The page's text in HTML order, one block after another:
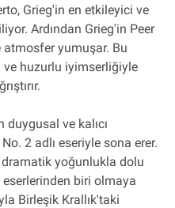
Grieg'in en etkileyici ve
Ardından Grieg'in Peer
atmosfer yumuşar. Bu
ve huzurlu iyimserliğiyle
ve kalıcı
2 adlı eseriyle sona erer.
yoğunlukla dolu
eserlerinden biri olmaya
Birleşik Krallık'taki